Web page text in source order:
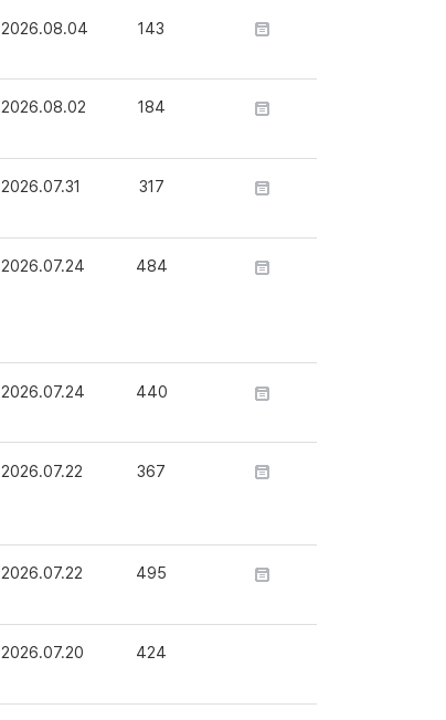
2026.08.04 143
2026.08.02 184
2026.07.31 317
2026.07.24 484
2026.07.24 440
2026.07.22 367
2026.07.22 495
2026.07.20 424